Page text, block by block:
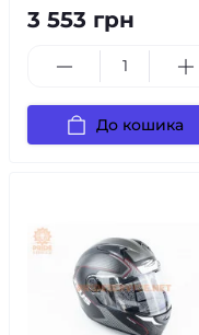
3 553 грн
До кошика